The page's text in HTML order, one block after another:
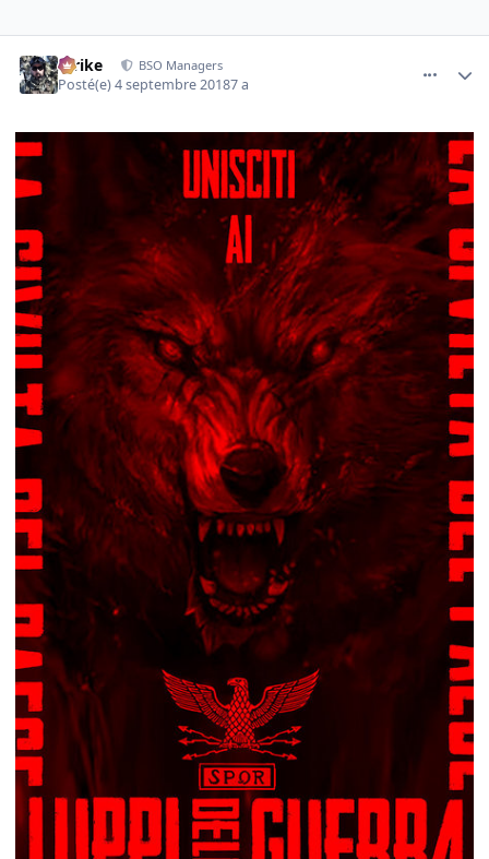
Strike BSO Managers
Posté(e)4 septembre 20187 a